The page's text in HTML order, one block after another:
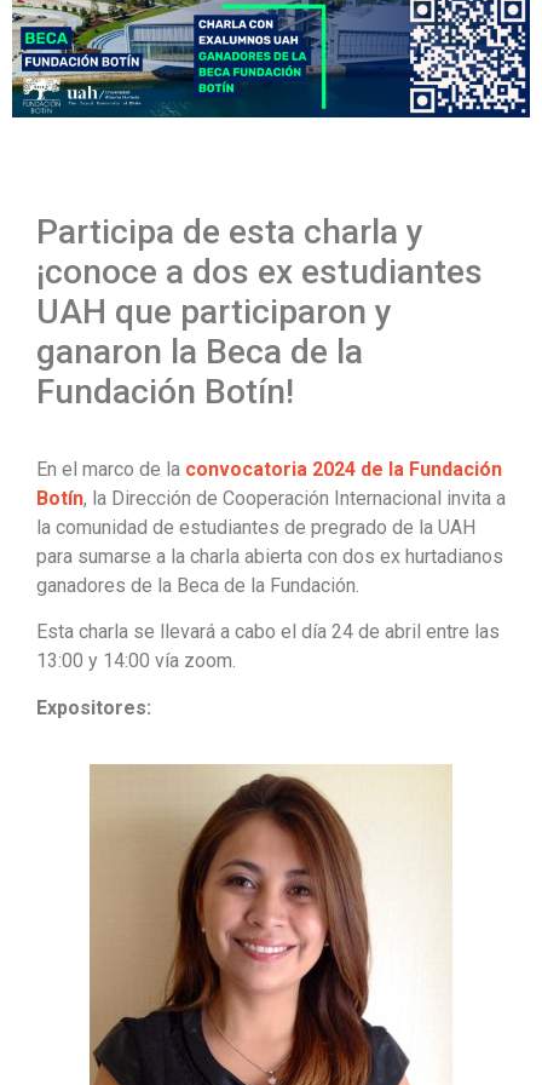
Participa de esta charla y
¡conoce a dos ex estudiantes
UAH que participaron y
ganaron la Beca de la
Fundación Botín!
En el marco de la convocatoria 2024 de la Fundación
Botín, la Dirección de Cooperación Internacional invita a
la comunidad de estudiantes de pregrado de la UAH
para sumarse a la charla abierta con dos ex hurtadianos
ganadores de la Beca de la Fundación.
Esta charla se llevará a cabo el día 24 de abril entre las
13:00 y 14:00 vía zoom.
Expositores: